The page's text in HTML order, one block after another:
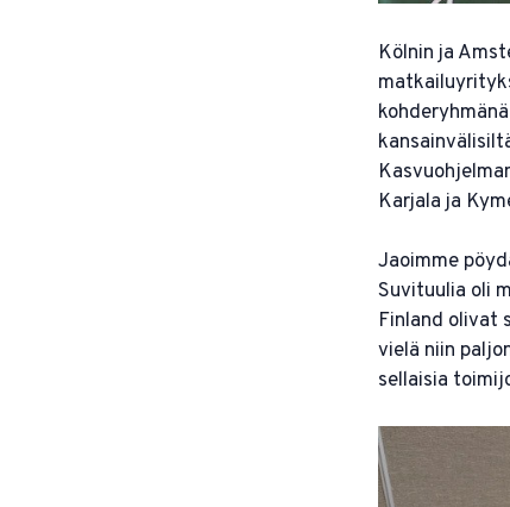
Kölnin ja
Karjala ja
Jaoimme
Suvituulia oli
Finland olivat
vielä niin
sellaisia